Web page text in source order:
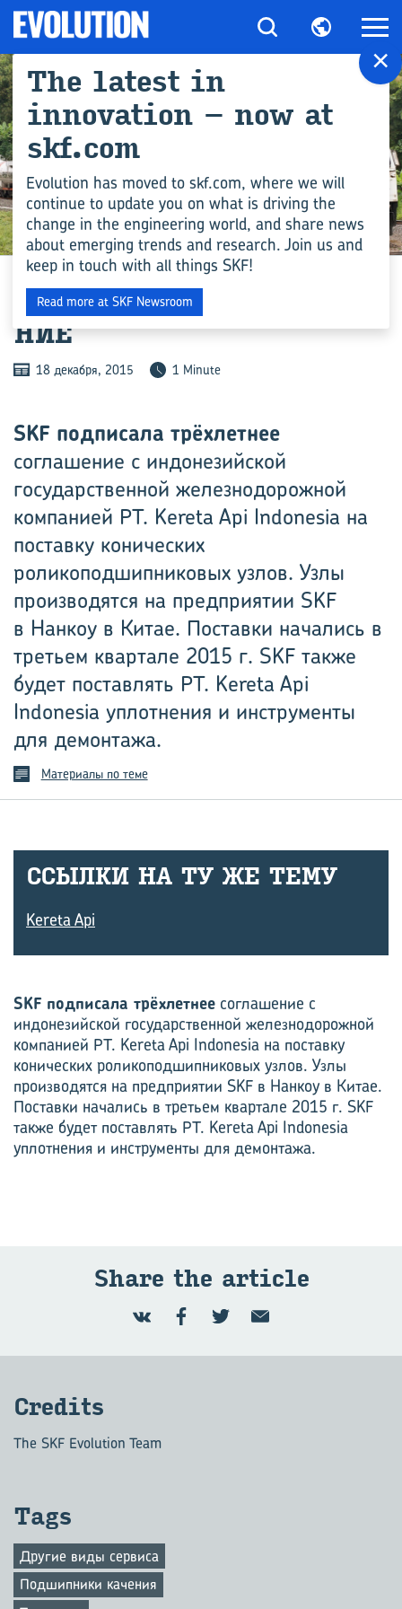
ПРОМЫШЛЕННОСТЬ
ТРЁХ­ЛЕТ­НЕЕ СО­ГЛА­ШЕ­
НИЕ
18 декабря, 2015 1 Minute
SKF подписала трёхлетнее
соглашение с индонезийской
государственной железнодорожной
компанией PT. Kereta Api Indonesia на
поставку конических
роликоподшипниковых узлов. Узлы
производятся на предприятии SKF
в Нанкоу в Китае. Поставки начались в
третьем квартале 2015 г. SKF также
будет поставлять PT. Kereta Api
Indonesia уплотнения и инструменты
для демонтажа.
Материалы по теме
ССЫЛ­КИ НА ТУ ЖЕ ТЕМУ
Kereta Api
SKF подписала трёхлетнее соглашение с
индонезийской государственной железнодорожной
компанией PT. Kereta Api Indonesia на поставку
конических роликоподшипниковых узлов. Узлы
производятся на предприятии SKF в Нанкоу в Китае.
Поставки начались в третьем квартале 2015 г. SKF
также будет поставлять PT. Kereta Api Indonesia
уплотнения и инструменты для демонтажа.
Share the article
Credits
The SKF Evolution Team
Tags
Другие виды сервиса
Подшипники качения
×
The latest in
innovation – now at
skf.com
Evolution has moved to skf.com, where we will
continue to update you on what is driving the
change in the engineering world, and share news
about emerging trends and research. Join us and
keep in touch with all things SKF!
Read more at SKF Newsroom